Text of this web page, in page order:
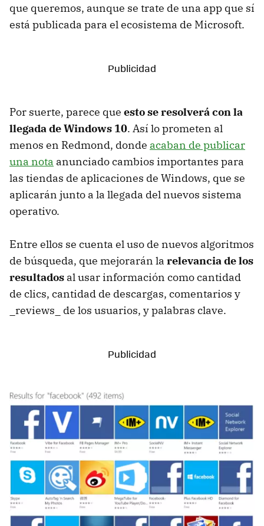
que queremos, aunque se trate de una app que sí
está publicada para el ecosistema de Microsoft.
Por suerte, parece que esto se resolverá con la
llegada de Windows 10. Así lo prometen al
menos en Redmond, donde acaban de publicar
una nota anunciado cambios importantes para
las tiendas de aplicaciones de Windows, que se
aplicarán junto a la llegada del nuevos sistema
operativo.
Entre ellos se cuenta el uso de nuevos algoritmos
de búsqueda, que mejorarán la relevancia de los
resultados al usar información como cantidad
de clics, cantidad de descargas, comentarios y
_reviews_ de los usuarios, y palabras clave.